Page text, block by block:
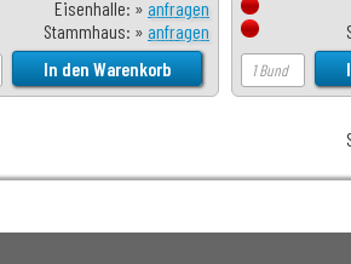
Eisenhalle: » anfragen
Stammhaus: » anfragen